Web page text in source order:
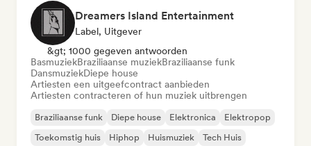
Dreamers Island Entertainment
Label, Uitgever
&gt; 1000 gegeven antwoorden
BasmuziekBraziliaanse muziekBraziliaanse funk
DansmuziekDiepe house
Artiesten een uitgeefcontract aanbieden
Artiesten contracteren of hun muziek uitbrengen
Braziliaanse funk Diepe house Elektronica
Elektropop
Toekomstig huis
Hiphop Huismuziek Tech Huis